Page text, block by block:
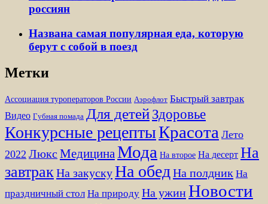
россиян
Названа самая популярная еда, которую
берут с собой в поезд
Метки
Ассоциация туроператоров России Аэрофлот Быстрый завтрак
Видео Губная помада Для детейЗдоровье
Конкурсные рецептыКрасота Лето
2022 Люкс МедицинаМода На второе На десерт На
завтракНа закускуНа обедНа полдник На
праздничный стол На природу На ужинНовости